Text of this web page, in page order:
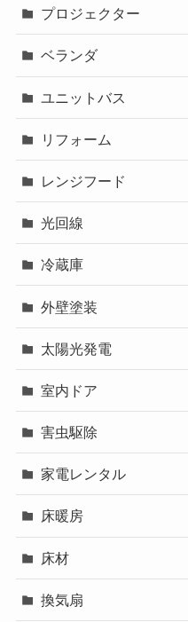
プロジェクター
ベランダ
ユニットバス
リフォーム
レンジフード
光回線
冷蔵庫
外壁塗装
太陽光発電
室内ドア
害虫駆除
家電レンタル
床暖房
床材
換気扇